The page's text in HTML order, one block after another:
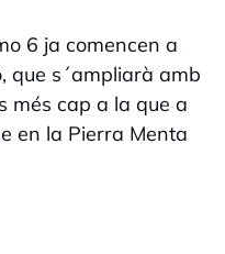
6 ja comencen a
que s´ampliarà amb
més cap a la que a
en la Pierra Menta